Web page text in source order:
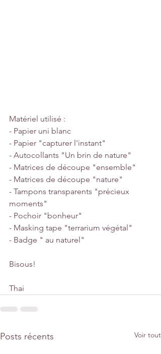
Matériel utilisé :
- Papier uni blanc
- Papier "capturer l'instant"
- Autocollants "Un brin de nature"
- Matrices de découpe "ensemble"
- Matrices de découpe "nature"
- Tampons transparents "précieux
moments"
- Pochoir "bonheur"
- Masking tape "terrarium végétal"
- Badge " au naturel"
Bisous!
Thai
Posts récents Voir tout